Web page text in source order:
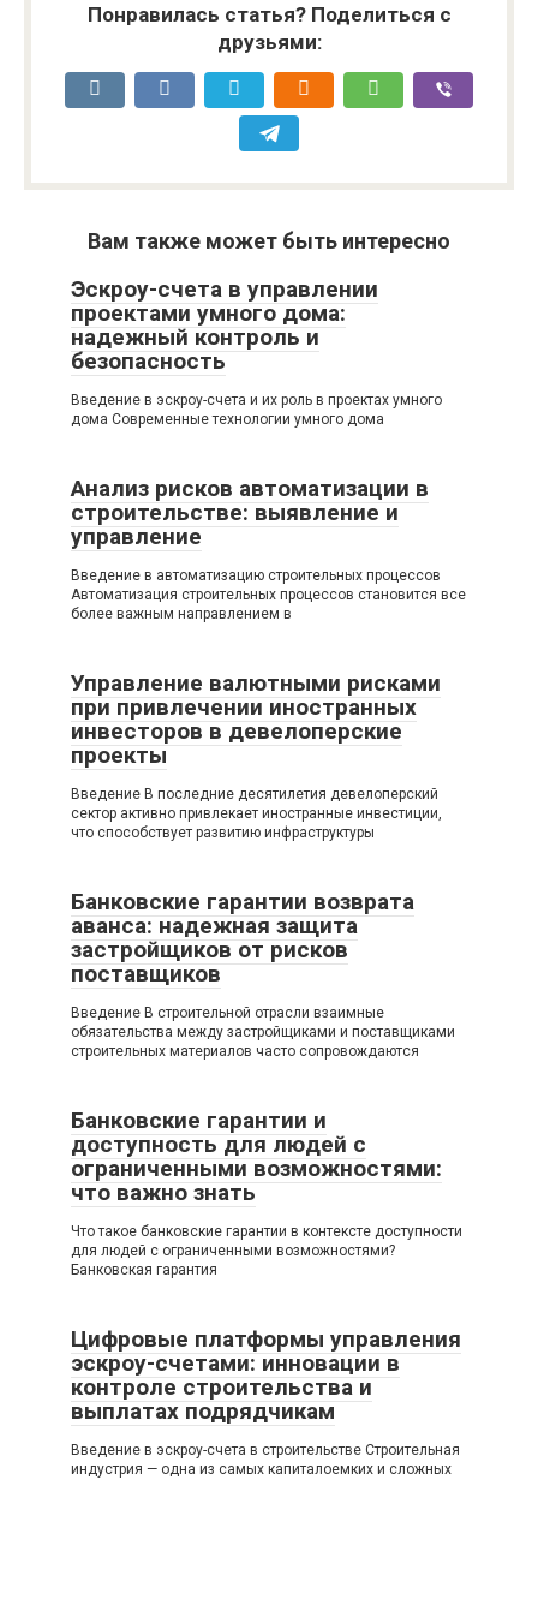
Понравилась статья? Поделиться с
друзьями:
Вам также может быть интересно
Эскроу-счета в управлении
проектами умного дома:
надежный контроль и
безопасность
Введение в эскроу-счета и их роль в проектах умного
дома Современные технологии умного дома
Анализ рисков автоматизации в
строительстве: выявление и
управление
Введение в автоматизацию строительных процессов
Автоматизация строительных процессов становится все
более важным направлением в
Управление валютными рисками
при привлечении иностранных
инвесторов в девелоперские
проекты
Введение В последние десятилетия девелоперский
сектор активно привлекает иностранные инвестиции,
что способствует развитию инфраструктуры
Банковские гарантии возврата
аванса: надежная защита
застройщиков от рисков
поставщиков
Введение В строительной отрасли взаимные
обязательства между застройщиками и поставщиками
строительных материалов часто сопровождаются
Банковские гарантии и
доступность для людей с
ограниченными возможностями:
что важно знать
Что такое банковские гарантии в контексте доступности
для людей с ограниченными возможностями?
Банковская гарантия
Цифровые платформы управления
эскроу-счетами: инновации в
контроле строительства и
выплатах подрядчикам
Введение в эскроу-счета в строительстве Строительная
индустрия — одна из самых капиталоемких и сложных